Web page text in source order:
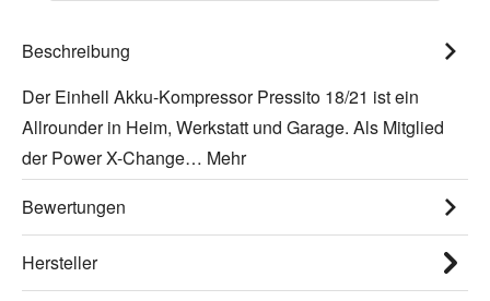
Beschreibung
Der Einhell Akku-Kompressor Pressito 18/21 ist ein
Allrounder in Heim, Werkstatt und Garage. Als Mitglied
der Power X-Change… Mehr
Bewertungen
Hersteller